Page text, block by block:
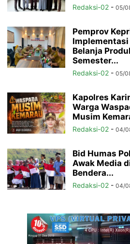
Redaksi-02 - 05/
Pemprov
Implementasi
Belanja
Semester...
Redaksi-02 - 05/
Kapolres
Warga
Musim
Redaksi-02 - 04/
Bid Humas
Awak Media
Bendera...
Redaksi-02 - 04/